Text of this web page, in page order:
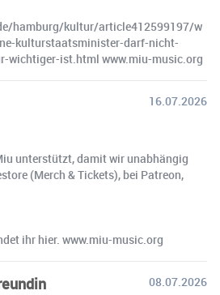
hamburg/kultur/article412599197/w
kulturstaatsminister-darf-nicht-
wichtiger-ist.html www.miu-music.org
16.07.2026
unterstützt, damit wir unabhängig
(Merch & Tickets), bei Patreon,
ihr hier. www.miu-music.org
08.07.2026